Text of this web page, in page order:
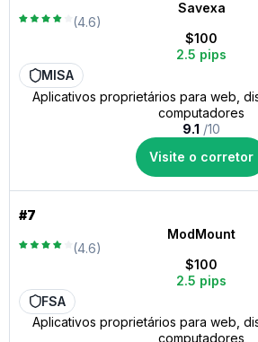
Savexa
(4.6)
$100
2.5 pips
MISA
Aplicativos proprietários para web,
computadores
9.1 /10
Visite o corretor
#7
ModMount
(4.6)
$100
2.5 pips
FSA
Aplicativos proprietários para web,
computadores